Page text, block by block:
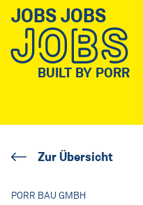
Initiativbewerbung
Gewerbliches Personal
Das sind wir
Niederlassungen
Tochterunternehmen
JOBS JOBS
JOBS
BUILT BY PORR
Zur Übersicht
PORR BAU GMBH